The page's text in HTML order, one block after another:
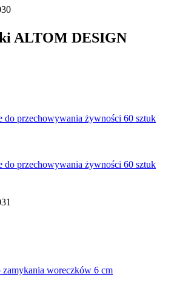
ALTOM DESIGN
do przechowywania żywności 60 sztuk
do przechowywania żywności 60 sztuk
woreczków 6 cm